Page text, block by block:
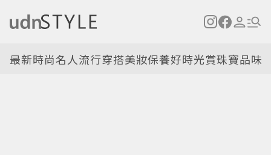
最新時尚名人流行穿搭美妝保養好時光賞珠寶品味